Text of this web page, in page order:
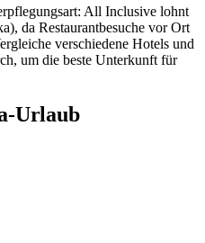
All Inclusive lohnt
da Restaurantbesuche vor Ort
verschiedene Hotels und
um die beste Unterkunft für
Urlaub